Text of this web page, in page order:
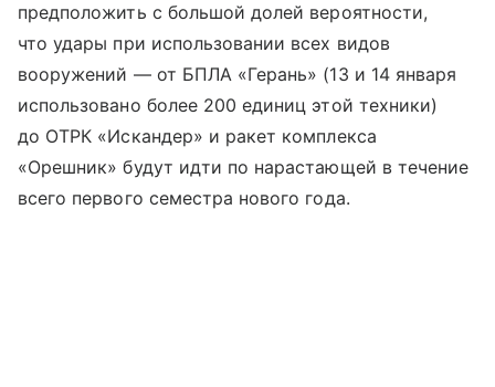
предположить с большой долей вероятности,
что удары при использовании всех видов
вооружений — от БПЛА «Герань» (13 и 14 января
использовано более 200 единиц этой техники)
до ОТРК «Искандер» и ракет комплекса
«Орешник» будут идти по нарастающей в течение
всего первого семестра нового года.